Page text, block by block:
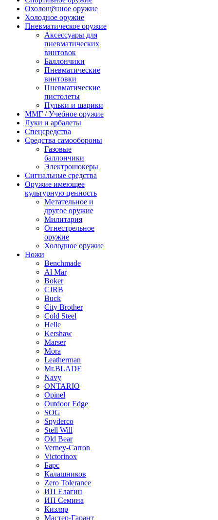
Охолощённое оружие
Холодное оружие
Пневматическое оружие
Аксессуары для
пневматических
винтовок
Баллончики
Пневматические
винтовки
Пневматические
пистолеты
Пульки и шарики
ММГ / Учебное оружие
Луки и арбалеты
Спецсредства
Средства самообороны
Газовые
баллончики
Электрошокеры
Сигнальные средства
Оружие имеющее
культурную ценность
Метательное и
другое оружие
Милитария
Огнестрельное
оружие
Холодное оружие
Ножи
Benchmade
Al Mar
Boker
CJRB
Buck
City Brother
Cold Steel
Helle
Kershaw
Marser
Mora
Leatherman
Mr.BLADE
Navy
ONTARIO
Opinel
Outdoor Edge
SOG
Spyderco
Stell Will
Old Bear
Verney-Carron
Victorinox
Барс
Калашников
Zero Tolerance
ИП Елагин
ИП Семина
Кизляр
Мастер-Гарант